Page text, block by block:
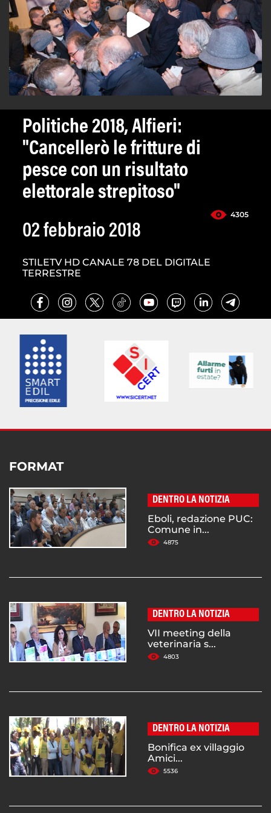
Politiche 2018, Alfieri:
"Cancellerò le fritture di
pesce con un risultato
elettorale strepitoso"
4305
02 febbraio 2018
STILETV HD CANALE 78 DEL DIGITALE
TERRESTRE
FORMAT
DENTRO LA NOTIZIA
Eboli, redazione PUC:
Comune in...
4875
DENTRO LA NOTIZIA
VII meeting della
veterinaria s...
4803
DENTRO LA NOTIZIA
Bonifica ex villaggio
Amici...
5536